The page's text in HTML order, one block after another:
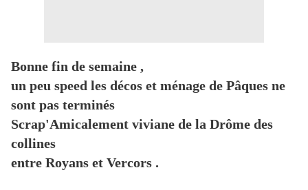
Bonne fin de semaine ,
un peu speed les décos et ménage de Pâques ne
sont pas terminés
Scrap'Amicalement viviane de la Drôme des
collines
entre Royans et Vercors .